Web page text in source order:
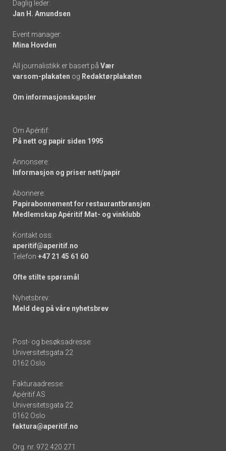
links
Daglig leder:
Jan H. Amundsen
Event manager:
Mina Hovden
All journalistikk er basert på Vær
varsom-plakaten og Redaktørplakaten
Om informasjonskapsler
Om Apéritif:
På nett og papir siden 1995
Annonsere:
Informasjon og priser nett/papir
Abonnere:
Papirabonnement for restaurantbransjen
Medlemskap Apéritif Mat- og vinklubb
Kontakt oss:
aperitif@aperitif.no
Telefon +47 21 45 61 60
Ofte stilte spørsmål
Nyhetsbrev:
Meld deg på våre nyhetsbrev
Post- og besøksadresse:
Universitetsgata 22
0162 Oslo
Fakturaadresse:
Apéritif AS
Universitetsgata 22
0162 Oslo
faktura@aperitif.no
Org. nr. 972 420 271